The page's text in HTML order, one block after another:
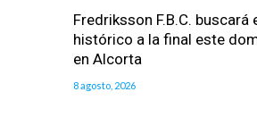
Fredriksson F.B.C. buscará
histórico a la final este
en Alcorta
8 agosto, 2026